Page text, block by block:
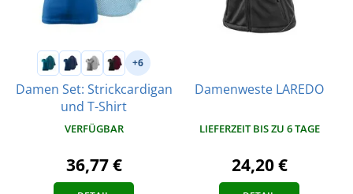
+6
Damen Set: Strickcardigan
und T-Shirt
VERFÜGBAR
36,77 €
Damenweste LAREDO
LIEFERZEIT BIS ZU 6 TAGE
24,20 €